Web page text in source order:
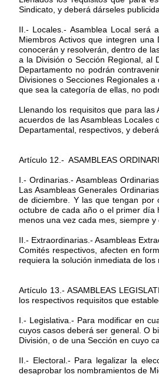
Sindicato, y deberá dárseles
II.- Locales.- Asamblea Local será
Miembros Activos que integren
conocerán y resolverán, dentro de
a la División o Sección Regional, al
Departamento no podrán
Divisiones o Secciones Regionales
que sea la categoría de ellas, no
Llenando los requisitos que para
acuerdos de las Asambleas Locales
Departamental, respectivos, y
Artículo 12.- ASAMBLEAS
I.- Ordinarias.- Asambleas
Las Asambleas Generales
de diciembre. Y las que tengan por
octubre de cada año o el primer día
menos una vez cada mes, siempre
II.- Extraordinarias.- Asambleas
Comités respectivos, afecten en
requiera la solución inmediata de los
Artículo 13.- ASAMBLEAS
los respectivos requisitos que
I.- Legislativa.- Para modificar en
cuyos casos deberá ser general. O
División, o de una Sección en cuyo
II.- Electoral.- Para legalizar la
desaprobar los nombramientos de